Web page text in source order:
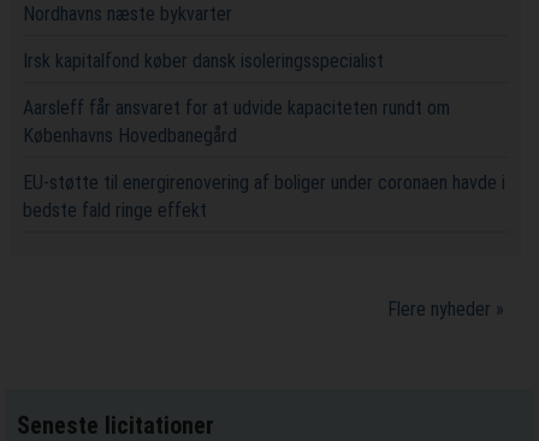
Nordhavns næste bykvarter
Irsk kapitalfond køber dansk isoleringsspecialist
Aarsleff får ansvaret for at udvide kapaciteten rundt om
Københavns Hovedbanegård
EU-støtte til energirenovering af boliger under coronaen havde i
bedste fald ringe effekt
Flere nyheder »
Seneste licitationer